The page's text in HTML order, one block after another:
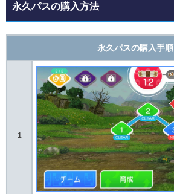
永久パスの購入方法
永久パスの購入手順
1